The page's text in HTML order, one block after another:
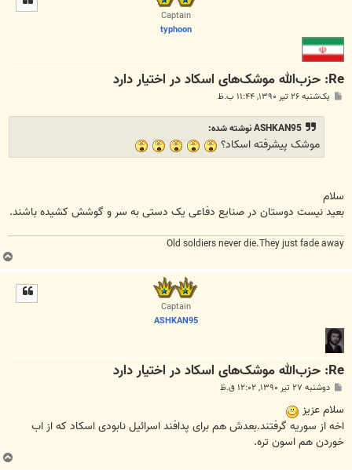
Captain
typhoon
Re: حزب‌الله موشک‌های اسکاد در اختیار دارد
یک‌شنبه ۲۶ تیر ۱۳۹۰, ۱۱:۴۴ ب.ظ
ASHKAN95 نوشته شده:
موشک پیشرفته اسکاد؟
سلام
بعید نیست دوستان در صنایع دفاعی یک دستی به سر و گوشش کشیده باشند.
Old soldiers never die.They just fade away
Captain
ASHKAN95
Re: حزب‌الله موشک‌های اسکاد در اختیار دارد
ت
دوشنبه ۲۷ تیر ۱۳۹۰, ۱۲:۰۲ ق.ظ
سلام عزیز
اخه از سوریه گرفتند.بعدش هم برای پدافند اسرائیل نابودی اسکاد که از اب
خوردن هم اسون تره.